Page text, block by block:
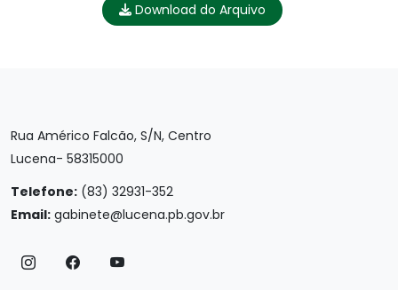
Download do Arquivo
Rua Américo Falcão, S/N, Centro
Lucena- 58315000
Telefone: (83) 32931-352
Email: gabinete@lucena.pb.gov.br